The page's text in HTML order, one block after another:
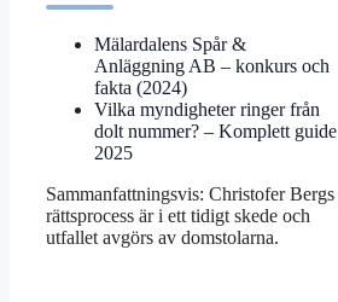
Mälardalens Spår &
Anläggning AB – konkurs och
fakta (2024)
Vilka myndigheter ringer från
dolt nummer? – Komplett guide
2025
Sammanfattningsvis: Christofer Bergs
rättsprocess är i ett tidigt skede och
utfallet avgörs av domstolarna.